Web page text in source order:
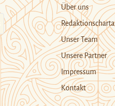
Über uns
Redaktionscharta
Unser Team
Unsere Partner
Impressum
Kontakt